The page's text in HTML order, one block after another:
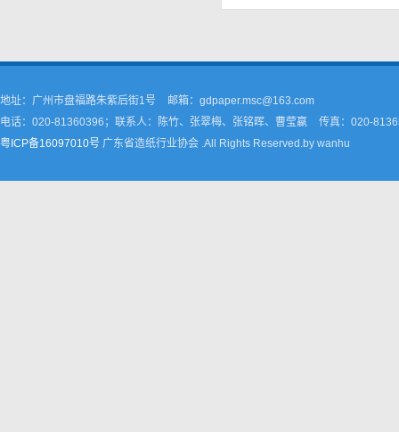
地址：广州市盘福路朱紫后街1号
邮箱：gdpaper.msc@163.com
电话：020-81360396；联系人：陈竹、张翠梅、张铭晖、曹莹嬴
传真：020-
粤ICP备16097010号 广东省造纸行业协会 .All Rights Reserved.by wanhu